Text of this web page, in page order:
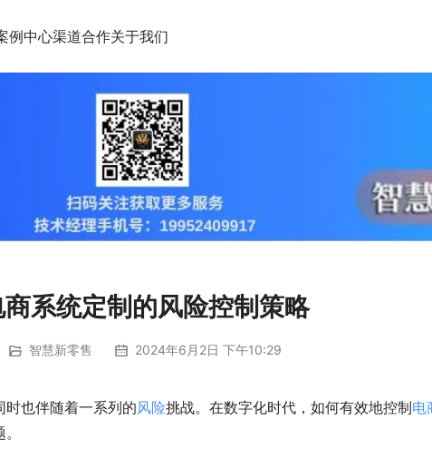
例中心渠道合作关于我们
商系统定制的风险控制策略
智慧新零售 2024年6月2日 下午10:29
也伴随着一系列的风险挑战。在数字化时代，如何有效地控制电